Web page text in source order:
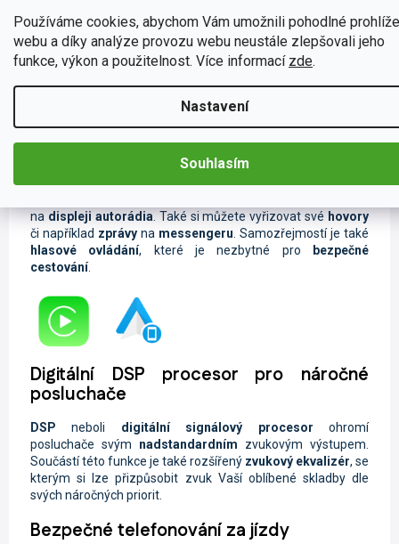
Používáme cookies, abychom Vám umožnili pohodlné
webu a díky analýze provozu webu neustále zlepšovali jeho
funkce, výkon a použitelnost. Více informací zde.
Nastavení
Souhlasím
Ovládání telefonu pomocí Carplay a
Android Auto
Tyto moderní funkce jsou určené k
pomocíautorádia. Jednoduše si spárujete svůj mobilní
nadispleji autorádia. Také si můžete vyřizovat svéhovory
či například zprávy na messengeru . Samozřejmostí je také
hlasové ovládání, které je nezbytné pro
bezpečné
cestování.
Digitální DSP procesor pro náročné
posluchače
DSP neboli digitální signálový procesorohromí
posluchače svým nadstandardním zvukovým výstupem.
Součástí této funkce je také rozšířený zvukový ekvalizér, se
kterým si lze přizpůsobit zvuk Vaší oblíbené skladby dle
svých náročných priorit.
Bezpečné telefonování za jízdy